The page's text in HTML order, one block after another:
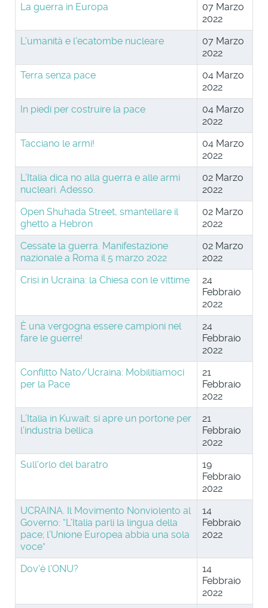
La guerra in Europa
07 Marzo
2022
L’umanità e l'ecatombe nucleare
07 Marzo
2022
Terra senza pace
04 Marzo
2022
In piedi per costruire la pace
04 Marzo
2022
Tacciano le armi!
04 Marzo
2022
L’Italia dica no alla guerra e alle armi
nucleari. Adesso.
02 Marzo
2022
Open Shuhada Street, smantellare il
ghetto a Hebron
02 Marzo
2022
Cessate la guerra. Manifestazione
nazionale a Roma il 5 marzo 2022
02 Marzo
2022
Crisi in Ucraina: la Chiesa con le vittime
24
Febbraio
2022
È una vergogna essere campioni nel
fare le guerre!
24
Febbraio
2022
Conflitto Nato/Ucraina: Mobilitiamoci
per la Pace
21
Febbraio
2022
L’Italia in Kuwait: si apre un portone per
l’industria bellica
21
Febbraio
2022
Sull'orlo del baratro
19
Febbraio
2022
UCRAINA. Il Movimento Nonviolento al
Governo: “L’Italia parli la lingua della
pace; l’Unione Europea abbia una sola
voce”
14
Febbraio
2022
Dov'è l'ONU?
14
Febbraio
2022